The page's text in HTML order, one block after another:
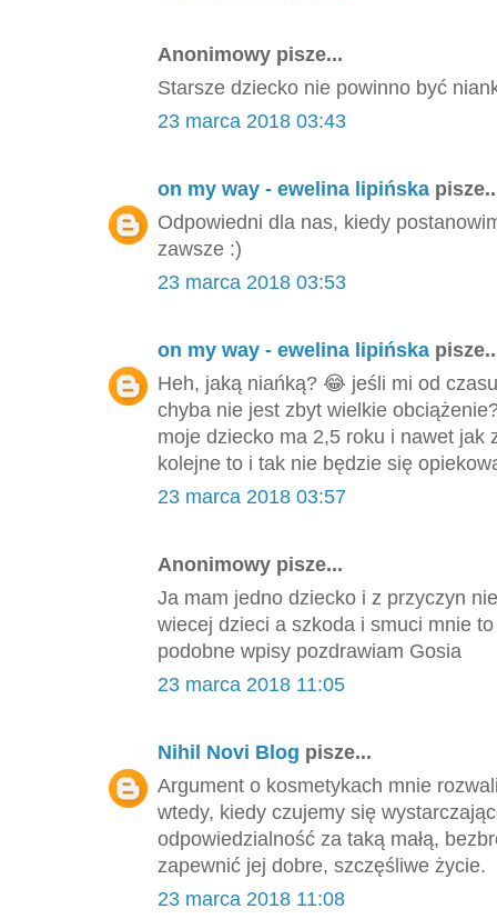
Anonimowy pisze...
Starsze dziecko nie powinno być
23 marca 2018 03:43
on my way - ewelina lipińska
Odpowiedni dla nas, kiedy
zawsze :)
23 marca 2018 03:53
on my way - ewelina lipińska
Heh, jaką niańką? 😂 jeśli mi od
chyba nie jest zbyt wielkie
moje dziecko ma 2,5 roku i nawet jak
kolejne to i tak nie będzie się
23 marca 2018 03:57
Anonimowy pisze...
Ja mam jedno dziecko i z przyczyn
wiecej dzieci a szkoda i smuci mnie
podobne wpisy pozdrawiam Gosia
23 marca 2018 11:05
Nihil Novi Blog pisze...
Argument o kosmetykach mnie
wtedy, kiedy czujemy się
odpowiedzialność za taką małą,
zapewnić jej dobre, szczęśliwe życie.
23 marca 2018 11:08